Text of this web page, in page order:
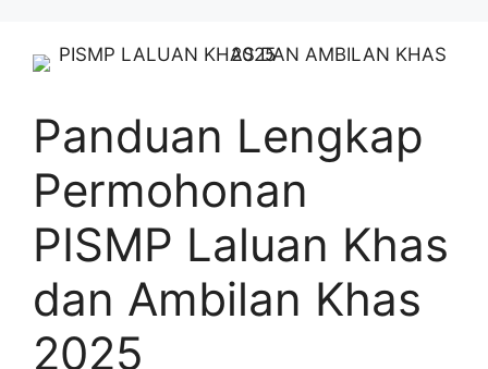
content
Panduan Lengkap
Permohonan
PISMP Laluan Khas
dan Ambilan Khas
2025